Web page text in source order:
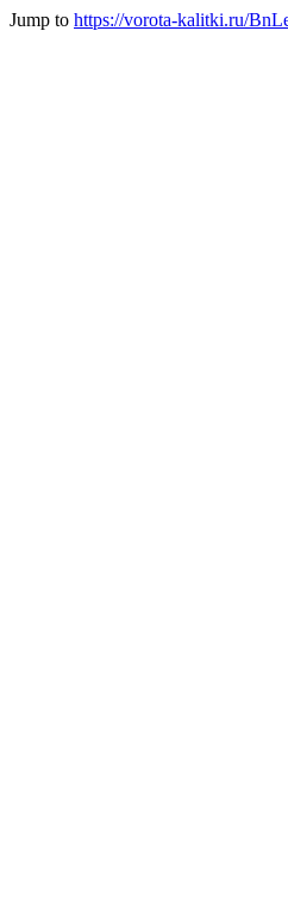
Jump to https://vorota-kalitki.ru/